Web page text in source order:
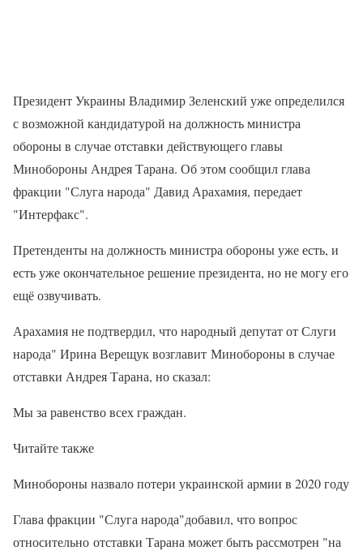
Президент Украины Владимир Зеленский уже определился
с возможной кандидатурой на должность министра
обороны в случае отставки действующего главы
Минобороны Андрея Тарана. Об этом сообщил глава
фракции "Слуга народа" Давид Арахамия, передает
"Интерфакс".
Претенденты на должность министра обороны уже есть, и
есть уже окончательное решение президента, но не могу его
ещё озвучивать.
Арахамия не подтвердил, что народный депутат от Слуги
народа" Ирина Верещук возглавит Минобороны в случае
отставки Андрея Тарана, но сказал:
Мы за равенство всех граждан.
Читайте также
Минобороны назвало потери украинской армии в 2020 году
Глава фракции "Слуга народа"добавил, что вопрос
относительно отставки Тарана может быть рассмотрен "на